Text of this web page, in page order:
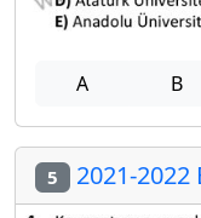
A B
5 2021-2022